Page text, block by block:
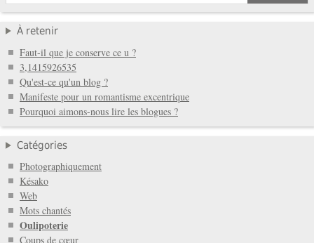
À retenir
Faut-il que je conserve ce u ?
3,1415926535
Qu'est-ce qu'un blog ?
Manifeste pour un romantisme excentrique
Pourquoi aimons-nous lire les blogues ?
Catégories
Photographiquement
Késako
Web
Mots chantés
Oulipoterie
Coups de cœur